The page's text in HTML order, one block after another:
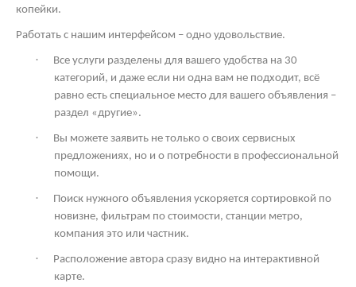
копейки.
Работать с нашим интерфейсом – одно удовольствие.
·
Все услуги разделены для вашего удобства на 30
категорий, и даже если ни одна вам не подходит, всё
равно есть специальное место для вашего объявления –
раздел «другие».
·
Вы можете заявить не только о своих сервисных
предложениях, но и о потребности в профессиональной
помощи.
·
Поиск нужного объявления ускоряется сортировкой по
новизне, фильтрам по стоимости, станции метро,
компания это или частник.
·
Расположение автора сразу видно на интерактивной
карте.